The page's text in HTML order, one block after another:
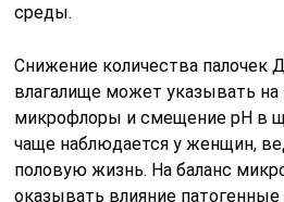
среды.
Снижение количества палочек
влагалище может указывать
микрофлоры и смещение pH в
чаще наблюдается у женщин,
половую жизнь. На баланс
оказывать влияние